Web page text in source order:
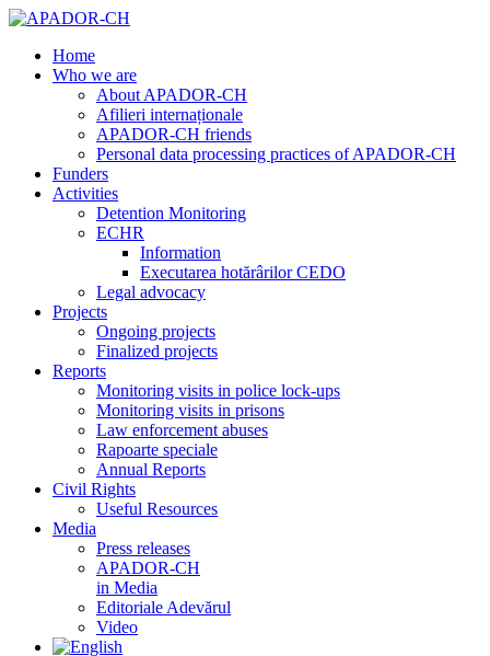
Home
Who we are
About APADOR-CH
Afilieri internaționale
APADOR-CH friends
Personal data processing practices of APADOR-CH
Funders
Activities
Detention Monitoring
ECHR
Information
Executarea hotărârilor CEDO
Legal advocacy
Projects
Ongoing projects
Finalized projects
Reports
Monitoring visits in police lock-ups
Monitoring visits in prisons
Law enforcement abuses
Rapoarte speciale
Annual Reports
Civil Rights
Useful Resources
Media
Press releases
APADOR-CH
in Media
Editoriale Adevărul
Video